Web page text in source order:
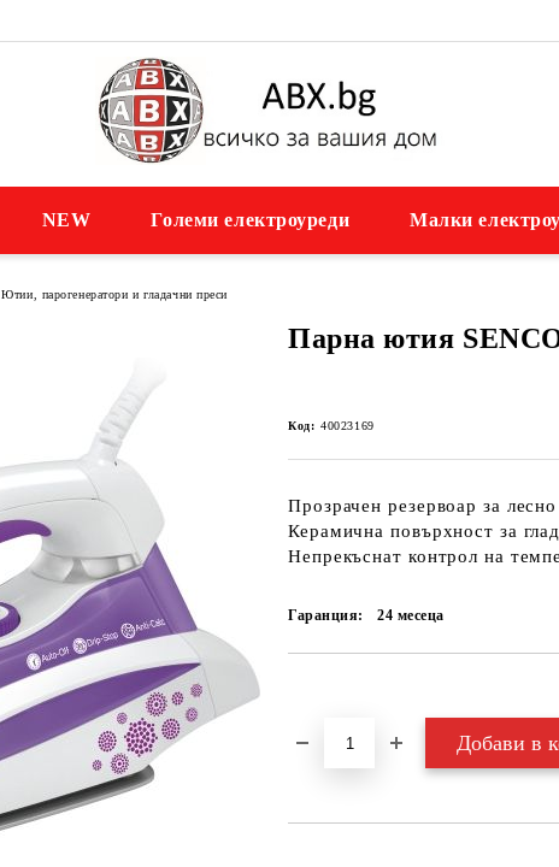
NEW Големи електроуреди Малки
Ютии, парогенератори и гладачни преси
Парна ютия
Код: 40023169
Прозрачен резервоар за
Керамична повърхност за
Непрекъснат контрол на
Гаранция: 24 месеца